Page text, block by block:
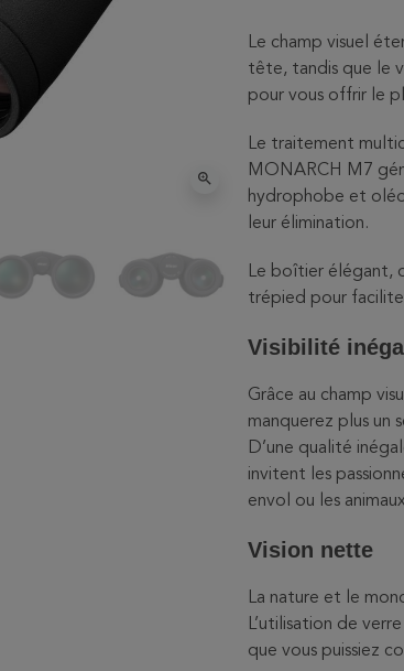
zoom_in
Le champ visuel
tête, tandis que le
pour vous offrir le
Le traitement
MONARCH M7
hydrophobe et
leur élimination.
Le boîtier élégant,
trépied pour
Visibilité
Grâce au champ
manquerez plus un
D’une qualité
invitent les
envol ou les
Vision nette
La nature et le
L’utilisation de
que vous puissiez